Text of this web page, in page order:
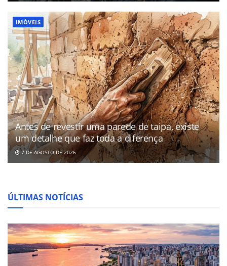
IMÓVEIS
Antes de revestir uma parede de taipa, existe
um detalhe que faz toda a diferença
7 DE AGOSTO DE 2026
ÚLTIMAS NOTÍCIAS